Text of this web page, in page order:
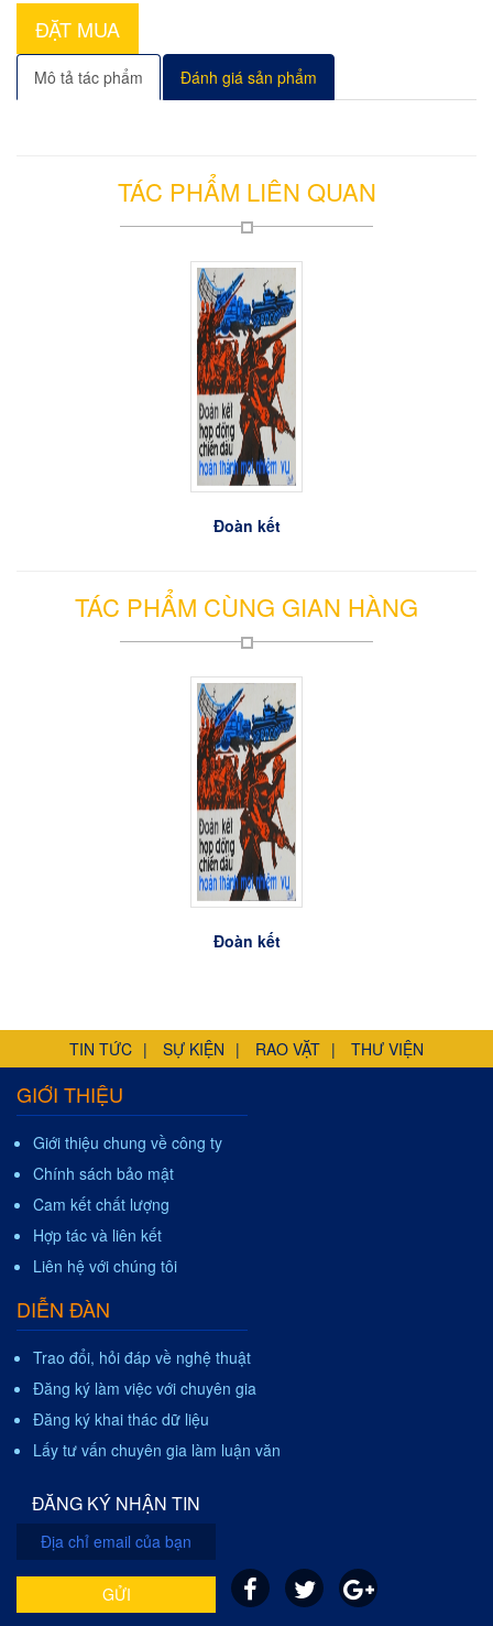
ĐẶT MUA
Mô tả tác phẩm Đánh giá sản phẩm
TÁC PHẨM LIÊN QUAN
Đoàn kết
TÁC PHẨM CÙNG GIAN HÀNG
Đoàn kết
TIN TỨC SỰ KIỆN RAO VẶT THƯ VIỆN
GIỚI THIỆU
Giới thiệu chung về công ty
Chính sách bảo mật
Cam kết chất lượng
Hợp tác và liên kết
Liên hệ với chúng tôi
DIỄN ĐÀN
Trao đổi, hỏi đáp về nghệ thuật
Đăng ký làm việc với chuyên gia
Đăng ký khai thác dữ liệu
Lấy tư vấn chuyên gia làm luận văn
ĐĂNG KÝ NHẬN TIN
GỬI